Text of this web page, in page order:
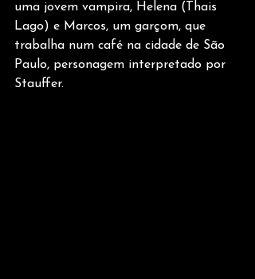
uma jovem vampira, Helena (Thais
Lago) e Marcos, um garçom, que
trabalha num café na cidade de São
Paulo, personagem interpretado por
Stauffer.